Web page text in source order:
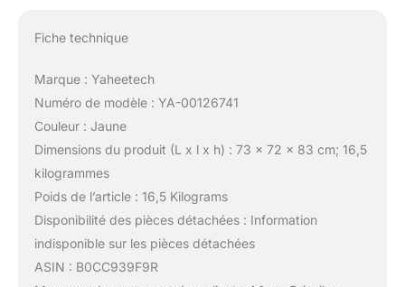
Fiche technique
Marque : Yaheetech
Numéro de modèle : YA-00126741
Couleur : Jaune
Dimensions du produit (L x l x h) : 73 x 72 x 83 cm; 16,5
kilogrammes
Poids de l’article : 16,5 Kilograms
Disponibilité des pièces détachées : Information
indisponible sur les pièces détachées
ASIN : B0CC939F9R